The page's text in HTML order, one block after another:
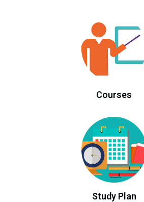
Courses
Study Plan